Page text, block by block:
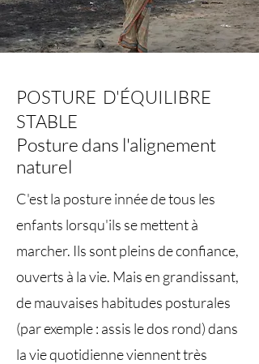
POSTURE D'ÉQUILIBRE
STABLE
Posture dans l'alignement
naturel
C'est la posture innée de tous les
enfants lorsqu'ils se mettent à
marcher. Ils sont pleins de confiance,
ouverts à la vie. Mais en grandissant,
de mauvaises habitudes posturales
(par exemple : assis le dos rond) dans
la vie quotidienne viennent très